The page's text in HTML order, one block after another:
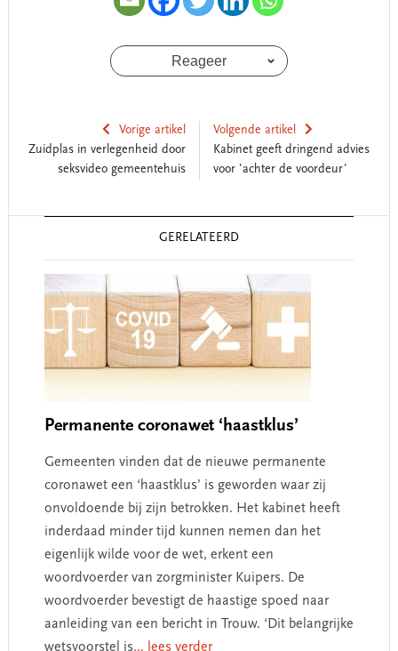
Reageer
Vorige artikel
Zuidplas in verlegenheid door
seksvideo gemeentehuis
Volgende artikel
Kabinet geeft dringend advies
voor 'achter de voordeur'
GERELATEERD
Permanente coronawet ‘haastklus’
Gemeenten vinden dat de nieuwe permanente
coronawet een ‘haastklus’ is geworden waar zij
onvoldoende bij zijn betrokken. Het kabinet heeft
inderdaad minder tijd kunnen nemen dan het
eigenlijk wilde voor de wet, erkent een
woordvoerder van zorgminister Kuipers. De
woordvoerder bevestigt de haastige spoed naar
aanleiding van een bericht in Trouw. ‘Dit belangrijke
wetsvoorstel is... lees verder